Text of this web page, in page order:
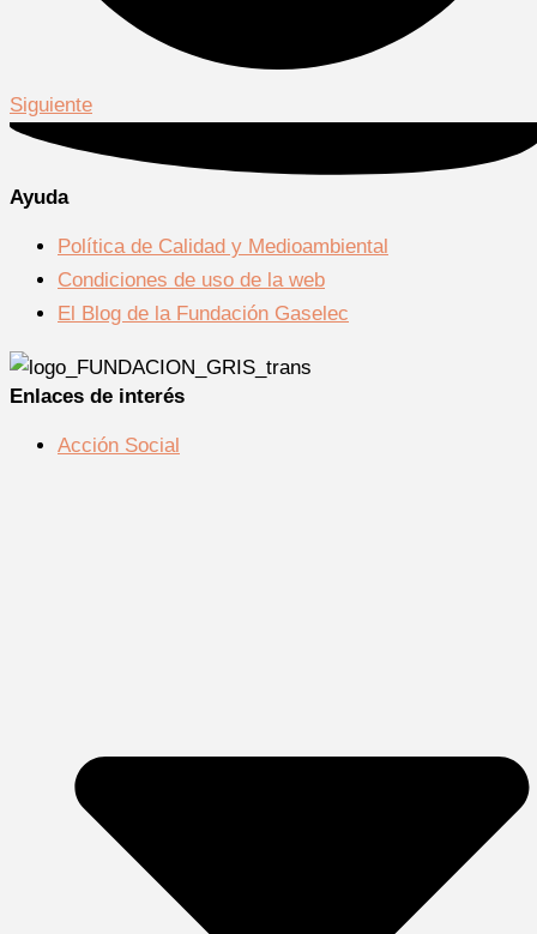
Siguiente
Ayuda
Política de Calidad y Medioambiental
Condiciones de uso de la web
El Blog de la Fundación Gaselec
Enlaces de interés
Acción Social